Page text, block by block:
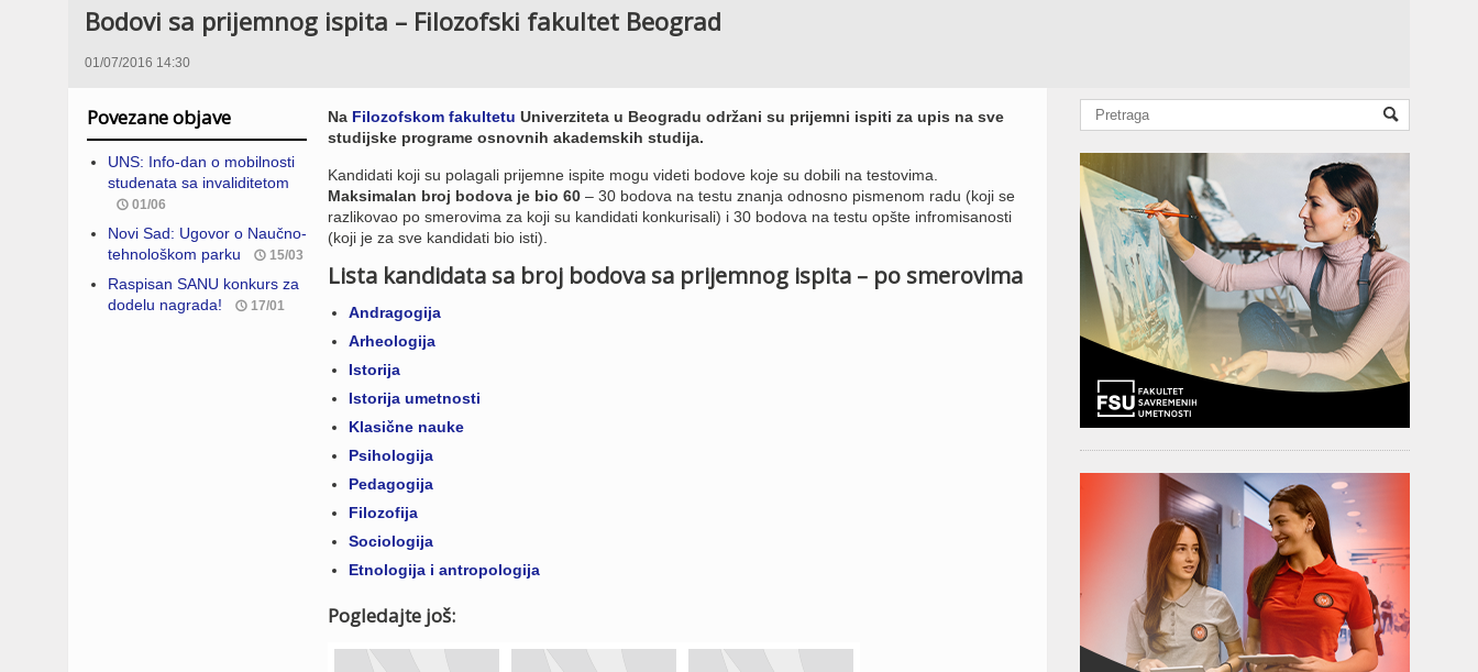
Bodovi sa prijemnog ispita – Filozofski fakultet Beograd
01/07/2016 14:30
Povezane objave
UNS: Info-dan o mobilnosti
studenata sa invaliditetom
01/06
Novi Sad: Ugovor o Naučno-
tehnološkom parku
15/03
Raspisan SANU konkurs za
dodelu nagrada!
17/01
Na Filozofskom fakultetu Univerziteta u Beogradu održani su prijemni ispiti za upis na sve
studijske programe osnovnih akademskih studija.
Kandidati koji su polagali prijemne ispite mogu videti bodove koje su dobili na testovima.
Maksimalan broj bodova je bio 60– 30 bodova na testu znanja odnosno pismenom radu (koji se
razlikovao po smerovima za koji su kandidati konkurisali) i 30 bodova na testu opšte infromisanosti
(koji je za sve kandidati bio isti).
Lista kandidata sa broj bodova sa prijemnog ispita – po smerovima
Andragogija
Arheologija
Istorija
Istorija umetnosti
Klasične nauke
Psihologija
Pedagogija
Filozofija
Sociologija
Etnologija i antropologija
Pogledajte još: